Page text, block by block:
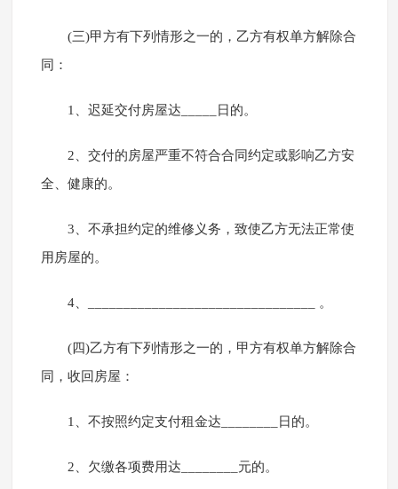
(三)甲方有下列情形之一的，乙方有权单方解除合
同：
1、迟延交付房屋达_____日的。
2、交付的房屋严重不符合合同约定或影响乙方安
全、健康的。
3、不承担约定的维修义务，致使乙方无法正常使
用房屋的。
4、________________________________ 。
(四)乙方有下列情形之一的，甲方有权单方解除合
同，收回房屋：
1、不按照约定支付租金达________日的。
2、欠缴各项费用达________元的。